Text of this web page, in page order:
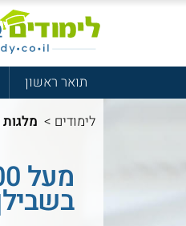
תואר ראשון
לימודים >